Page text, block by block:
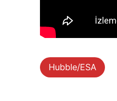
Hubble/ESA